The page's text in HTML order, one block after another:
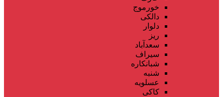
خورموج
دالکی
دلوار
ریز
سعدآباد
سیراف
شبانکاره
شنبه
عسلویه
کاکی